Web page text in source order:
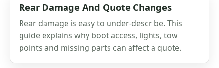
Rear Damage And Quote Changes
Rear damage is easy to under-describe. This
guide explains why boot access, lights, tow
points and missing parts can affect a quote.